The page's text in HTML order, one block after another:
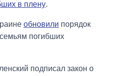
в плену.
обновили порядок
погибших
подписал закон о